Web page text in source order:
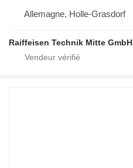
Allemagne, Holle-Grasdorf
Raiffeisen Technik Mitte GmbH